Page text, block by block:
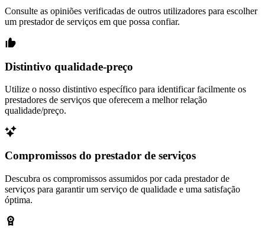
Consulte as opiniões verificadas de outros utilizadores para escolher
um prestador de serviços em que possa confiar.
Distintivo qualidade-preço
Utilize o nosso distintivo específico para identificar facilmente os
prestadores de serviços que oferecem a melhor relação
qualidade/preço.
Compromissos do prestador de serviços
Descubra os compromissos assumidos por cada prestador de
serviços para garantir um serviço de qualidade e uma satisfação
óptima.